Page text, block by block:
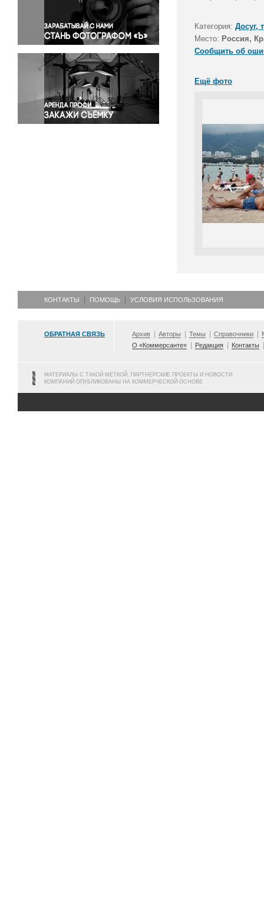
Правосудие
Происшествия и конфликты
Религия
Светская жизнь
Спорт
Экология
Экономика и бизнес
Категория: Досуг,
Место: Россия,
Сообщить об
Ещё фото
КОНТАКТЫ ПОМОЩЬ УСЛОВИЯ ИСПОЛЬЗОВАНИЯ
ОБРАТНАЯ СВЯЗЬ Архив Авторы Темы Справочники
О «Коммерсанте»
Редакция Контакты
МАТЕРИАЛЫ С ТАКОЙ МЕТКОЙ, ПАРТНЕРСКИЕ ПРОЕКТЫ И НОВОСТИ
КОМПАНИЙ ОПУБЛИКОВАНЫ НА КОММЕРЧЕСКОЙ ОСНОВЕ